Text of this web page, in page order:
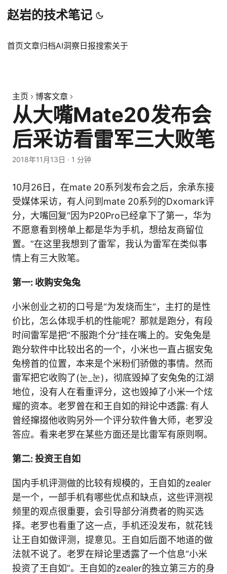
赵岩的技术笔记
首页文章归档AI洞察日报搜索关于
主页 博客文章
从大嘴Mate20发布会
后采访看雷军三大败笔
2018年11月13日 · 1 分钟
10月26日，在mate 20系列发布会之后，余承东接
受媒体采访，有人问到mate 20系列的Dxomark评
分，大嘴回复“因为P20Pro已经拿下了第一，华为
不愿意看到榜单上都是华为手机，想给友商留位
置。”在这里我想到了雷军，我认为雷军在类似事
情上有三大败笔。
第一: 收购安兔兔
小米创业之初的口号是“为发烧而生”，主打的是性
价比，怎么体现手机的性能呢？那就是跑分，有段
时间雷军是把“不服跑个分”挂在嘴上的。安兔兔是
跑分软件中比较出名的一个，小米也一直占据安兔
兔榜首的位置，本来是个米粉们骄傲的事情。然而
雷军把它收购了(눈_눈)，彻底毁掉了安兔兔的江湖
地位，没有人在看重评分，这也毁掉了小米一个炫
耀的资本。老罗曾在和王自如的辩论中透露: 有人
曾经撺掇他收购另外一个评分软件鲁大师，老罗没
答应。看来老罗在某些方面还是比雷军有原则啊。
第二: 投资王自如
国内手机评测做的比较有规模的，王自如的zealer
是一个，一部手机有哪些优点和缺点，这些评测视
频里的观点很重要，会引导部分消费者的购买选
择。老罗也看重了这一点，手机还没发布，就花钱
让王自如做评测，提意见。王自如后面不地道的做
法就不说了。老罗在辩论里透露了一个信息“小米
投资了王自如”。王自如的zealer的独立第三方的身